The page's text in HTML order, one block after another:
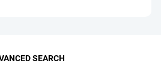
SEARCH